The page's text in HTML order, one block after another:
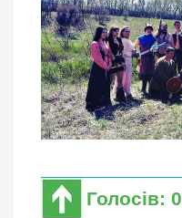
Голосів: 0